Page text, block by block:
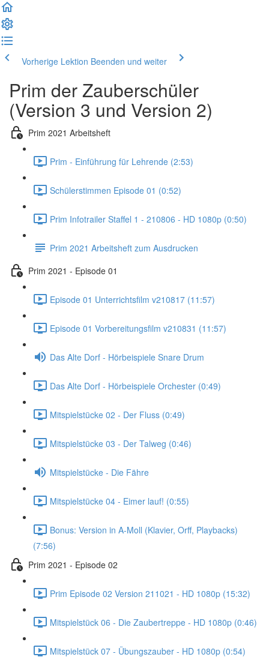
Vorherige Lektion Beenden und weiter
Prim der Zauberschüler
(Version 3 und Version 2)
Prim 2021 Arbeitsheft
Prim - Einführung für Lehrende (2:53)
Schülerstimmen Episode 01 (0:52)
Prim Infotrailer Staffel 1 - 210806 - HD 1080p (0:50)
Prim 2021 Arbeitsheft zum Ausdrucken
Prim 2021 - Episode 01
Episode 01 Unterrichtsfilm v210817 (11:57)
Episode 01 Vorbereitungsfilm v210831 (11:57)
Das Alte Dorf - Hörbeispiele Snare Drum
Das Alte Dorf - Hörbeispiele Orchester (0:49)
Mitspielstücke 02 - Der Fluss (0:49)
Mitspielstücke 03 - Der Talweg (0:46)
Mitspielstücke - Die Fähre
Mitspielstücke 04 - Eimer lauf! (0:55)
Bonus: Version in A-Moll (Klavier, Orff, Playbacks)
(7:56)
Prim 2021 - Episode 02
Prim Episode 02 Version 211021 - HD 1080p (15:32)
Mitspielstück 06 - Die Zaubertreppe - HD 1080p (0:46)
Mitspielstück 07 - Übungszauber - HD 1080p (0:54)